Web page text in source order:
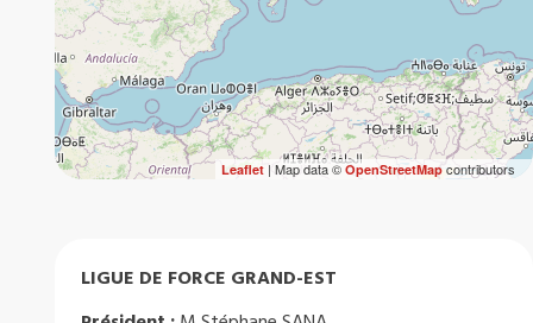
Leaflet| Map data ©OpenStreetMapcontributors
LIGUE DE FORCE GRAND-EST